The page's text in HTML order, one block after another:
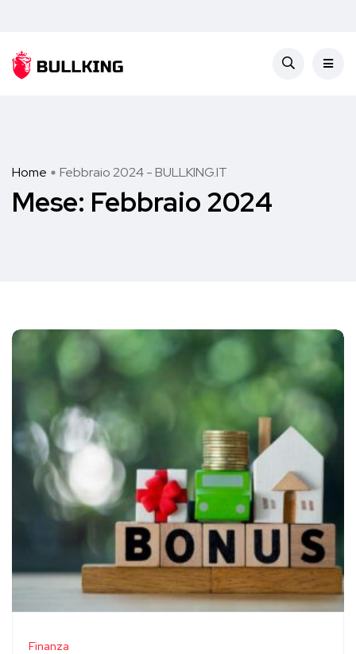
Home Febbraio 2024 - BULLKING.IT
Mese: Febbraio 2024
Finanza